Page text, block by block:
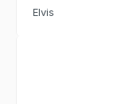
Elvis